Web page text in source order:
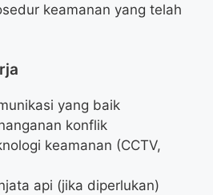
keamanan yang telah
yang baik
konflik
keamanan (CCTV,
api (jika diperlukan)